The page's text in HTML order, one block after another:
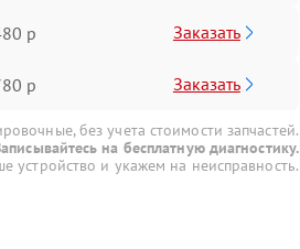
р Заказать
р Заказать
без учета стоимости запчастей.
на бесплатную диагностику.
устройство и укажем на неисправность.